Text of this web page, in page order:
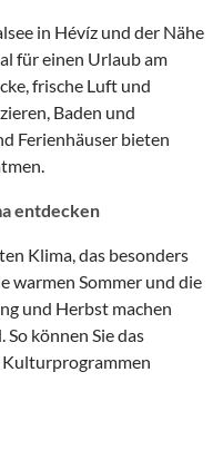
in Hévíz und der Nähe
für einen Urlaub am
frische Luft und
Baden und
Ferienhäuser bieten
entdecken
Klima, das besonders
warmen Sommer und die
und Herbst machen
können Sie das